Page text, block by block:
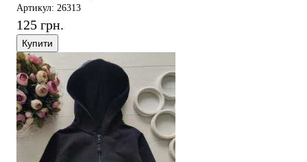
Артикул: 26313
125 грн.
Купити